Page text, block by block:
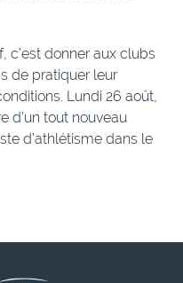
c’est donner aux clubs
de pratiquer leur
Lundi 26 août,
d’un tout nouveau
d’athlétisme dans le